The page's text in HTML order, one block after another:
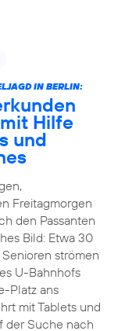
IN BERLIN:
Hilfe
und
Freitagmorgen
den Passanten
Bild: Etwa 30
strömen
U-Bahnhofs
Platz ans
mit Tablets und
der Suche nach